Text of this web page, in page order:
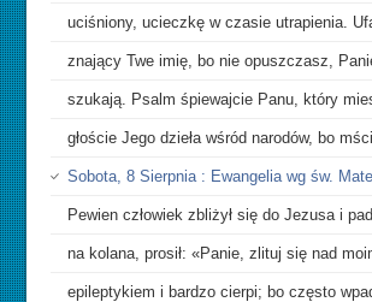
uciśniony, ucieczkę w czasie utrapienia.
znający Twe imię, bo nie opuszczasz,
szukają. Psalm śpiewajcie Panu, który
głoście Jego dzieła wśród narodów, bo
Sobota, 8 Sierpnia : Ewangelia wg św.
Pewien człowiek zbliżył się do Jezusa i
na kolana, prosił: «Panie, zlituj się nad
epileptykiem i bardzo cierpi; bo często